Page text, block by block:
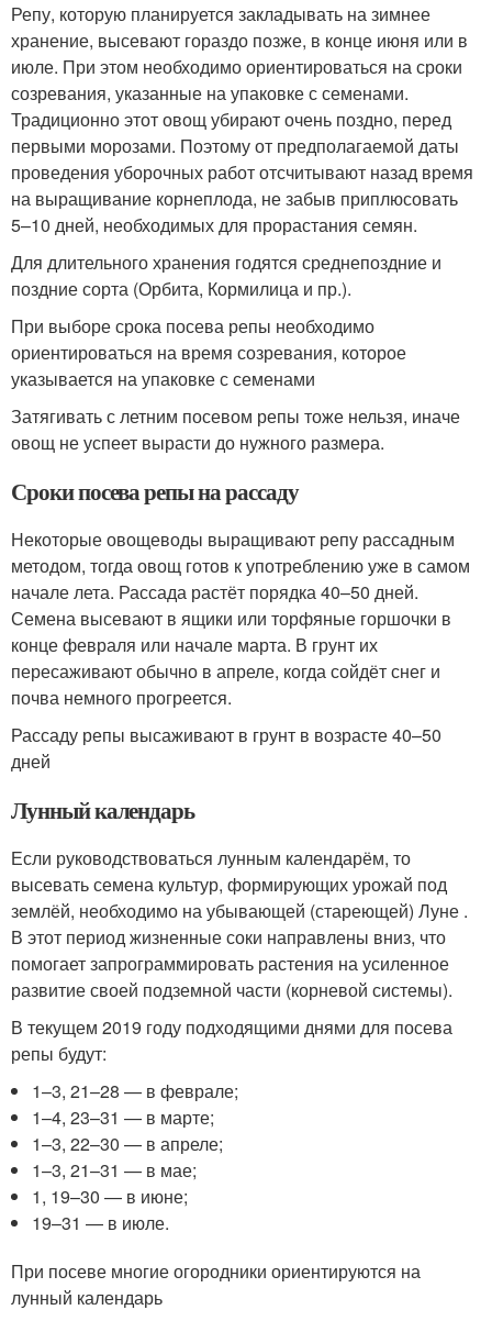
Репу, которую планируется закладывать на зимнее
хранение, высевают гораздо позже, в конце июня или в
июле. При этом необходимо ориентироваться на сроки
созревания, указанные на упаковке с семенами.
Традиционно этот овощ убирают очень поздно, перед
первыми морозами. Поэтому от предполагаемой даты
проведения уборочных работ отсчитывают назад время
на выращивание корнеплода, не забыв приплюсовать
5–10 дней, необходимых для прорастания семян.
Для длительного хранения годятся среднепоздние и
поздние сорта (Орбита, Кормилица и пр.).
При выборе срока посева репы необходимо
ориентироваться на время созревания, которое
указывается на упаковке с семенами
Затягивать с летним посевом репы тоже нельзя, иначе
овощ не успеет вырасти до нужного размера.
Сроки посева репы на рассаду
Некоторые овощеводы выращивают репу рассадным
методом, тогда овощ готов к употреблению уже в самом
начале лета. Рассада растёт порядка 40–50 дней.
Семена высевают в ящики или торфяные горшочки в
конце февраля или начале марта. В грунт их
пересаживают обычно в апреле, когда сойдёт снег и
почва немного прогреется.
Рассаду репы высаживают в грунт в возрасте 40–50
дней
Лунный календарь
Если руководствоваться лунным календарём, то
высевать семена культур, формирующих урожай под
землёй, необходимо на убывающей (стареющей) Луне .
В этот период жизненные соки направлены вниз, что
помогает запрограммировать растения на усиленное
развитие своей подземной части (корневой системы).
В текущем 2019 году подходящими днями для посева
репы будут:
1–3, 21–28 — в феврале;
1–4, 23–31 — в марте;
1–3, 22–30 — в апреле;
1–3, 21–31 — в мае;
1, 19–30 — в июне;
19–31 — в июле.
При посеве многие огородники ориентируются на
лунный календарь